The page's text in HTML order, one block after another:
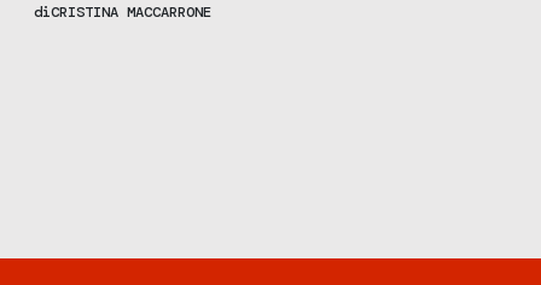
scatenarsi sul lavoro. Ce ne parla Claudia Campisi, psicologa e
diCRISTINA MACCARRONE